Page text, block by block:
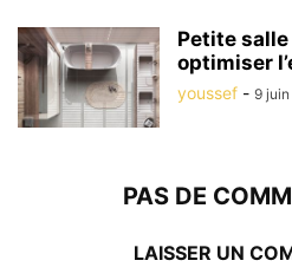
Petite
optimiser
youssef - 9
PAS DE
LAISSER UN